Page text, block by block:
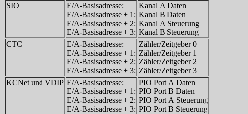
SIO
E/A-Basisadresse:
E/A-Basisadresse + 1:
E/A-Basisadresse + 2:
E/A-Basisadresse + 3:
Kanal A Daten
Kanal B Daten
Kanal A Steuerung
Kanal B Steuerung
CTC
E/A-Basisadresse:
E/A-Basisadresse + 1:
E/A-Basisadresse + 2:
E/A-Basisadresse + 3:
Zähler/Zeitgeber 0
Zähler/Zeitgeber 1
Zähler/Zeitgeber 2
Zähler/Zeitgeber 3
KCNet und VDIP E/A-Basisadresse:
E/A-Basisadresse + 1:
E/A-Basisadresse + 2:
E/A-Basisadresse + 3:
PIO Port A Daten
PIO Port B Daten
PIO Port A Steuerung
PIO Port B Steuerung